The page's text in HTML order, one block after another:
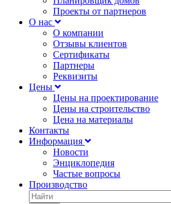
Проекты от партнеров
О нас
О компании
Отзывы клиентов
Сертификаты
Партнеры
Реквизиты
Цены
Цены на проектирование
Цены на строительство
Цена на материалы
Контакты
Информация
Новости
Энциклопедия
Частые вопросы
Производство